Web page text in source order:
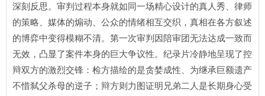
深刻反思。审判过程本身就如同一场精心设计的真人秀、律师
的策略、媒体的煽动、公众的情绪相互交织，真相在各方叙述
的博弈中变得模糊不清。第一次审判因陪审团无法达成一致而
无效，凸显了案件本身的巨大争议性。纪录片冷静地呈现了控
辩双方的激烈交锋：检方描绘的是贪婪成性、为继承巨额遗产
不惜弑父杀母的逆子；辩方则力图证明兄弟二人是长期身心受